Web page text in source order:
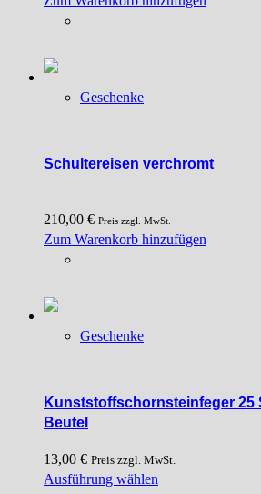
Geschenke
Schultereisen verchromt
210,00 € Preis zzgl. MwSt.
Zum Warenkorb hinzufügen
Geschenke
Kunststoffschornsteinfeger 25
Beutel
13,00 € Preis zzgl. MwSt.
Ausführung wählen